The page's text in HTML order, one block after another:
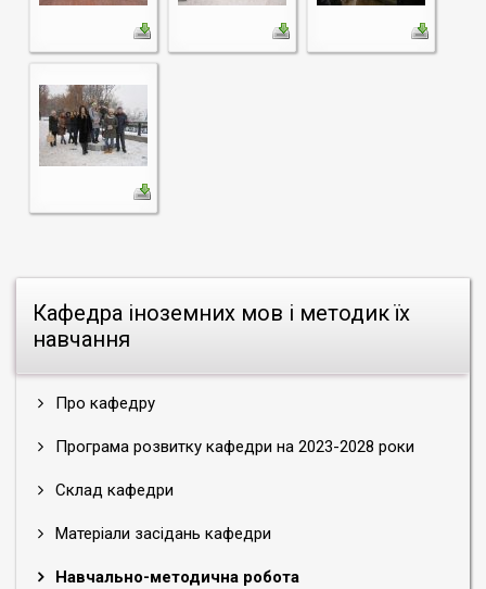
Кафедра іноземних мов і методик їх
навчання
Про кафедру
Програма розвитку кафедри на 2023-2028 роки
Склад кафедри
Матеріали засідань кафедри
Навчально-методична робота